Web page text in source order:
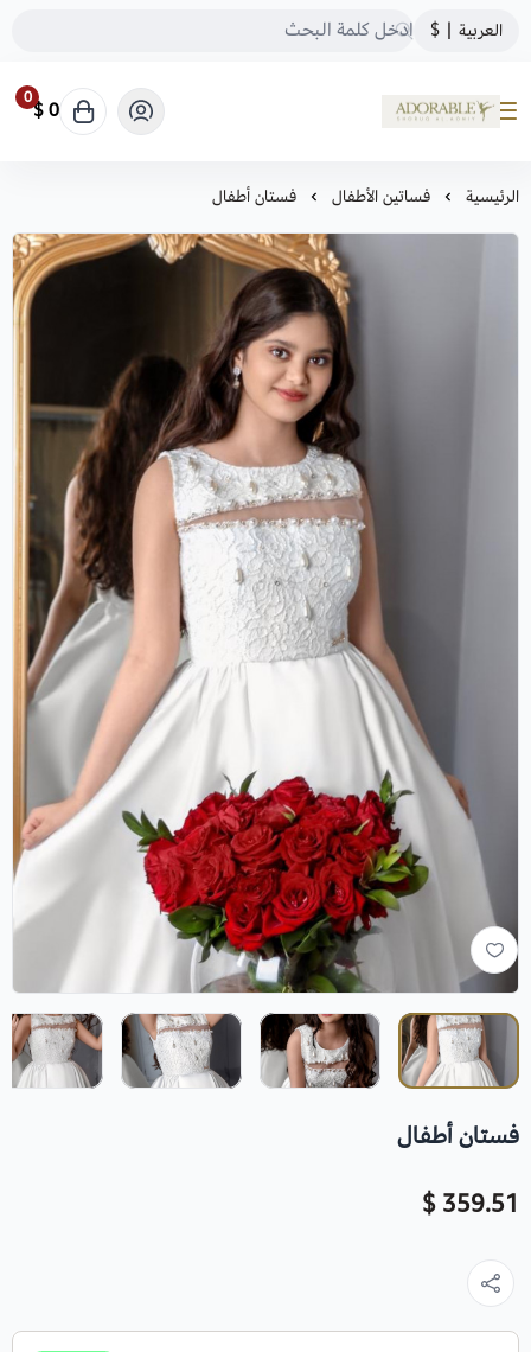
العربية |
$
ADORABLE
0 0 $
الرئيسية فساتين الأطفال فستان أطفال
فستان أطفال
359.51 $